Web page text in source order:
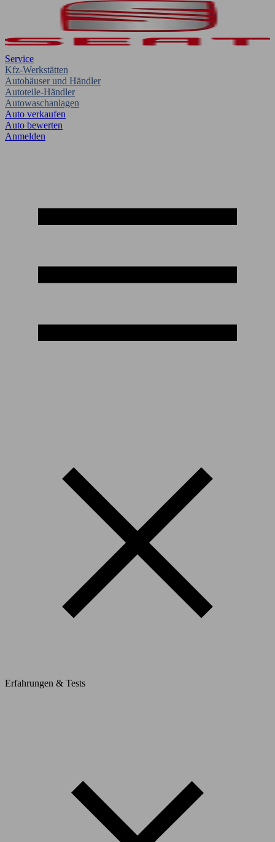
Service
Kfz-Werkstätten
Autohäuser und Händler
Autoteile-Händler
Autowaschanlagen
Auto verkaufen
Auto bewerten
Anmelden
Erfahrungen & Tests